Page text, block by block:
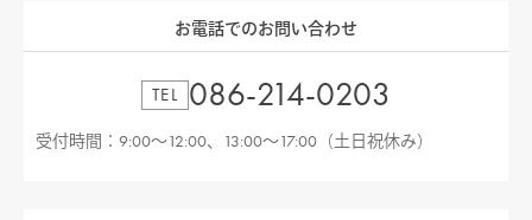
お電話でのお問い合わせ
TEL 086-214-0203
受付時間：9:00〜12:00、13:00〜17:00（土日祝休み）